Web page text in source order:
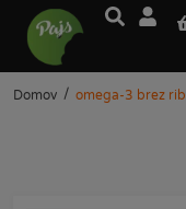
Domov / omega-3 brez rib